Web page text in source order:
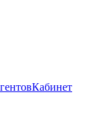
Кабинет